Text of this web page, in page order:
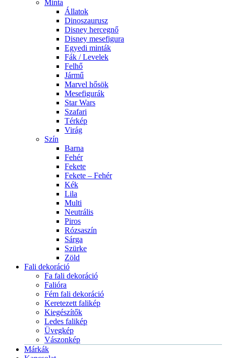
Minta
Állatok
Dinoszaurusz
Disney hercegnő
Disney mesefigura
Egyedi minták
Fák / Levelek
Felhő
Jármű
Marvel hősök
Mesefigurák
Star Wars
Szafari
Térkép
Virág
Szín
Barna
Fehér
Fekete
Fekete – Fehér
Kék
Lila
Multi
Neutrális
Piros
Rózsaszín
Sárga
Szürke
Zöld
Fali dekoráció
Fa fali dekoráció
Falióra
Fém fali dekoráció
Keretezett falikép
Kiegészítők
Ledes falikép
Üvegkép
Vászonkép
Márkák